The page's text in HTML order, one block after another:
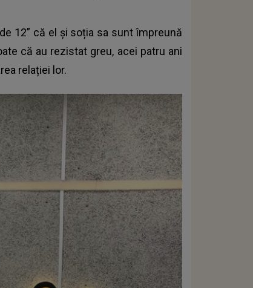
12” că el și soția sa sunt împreună
că au rezistat greu, acei patru ani
relației lor.